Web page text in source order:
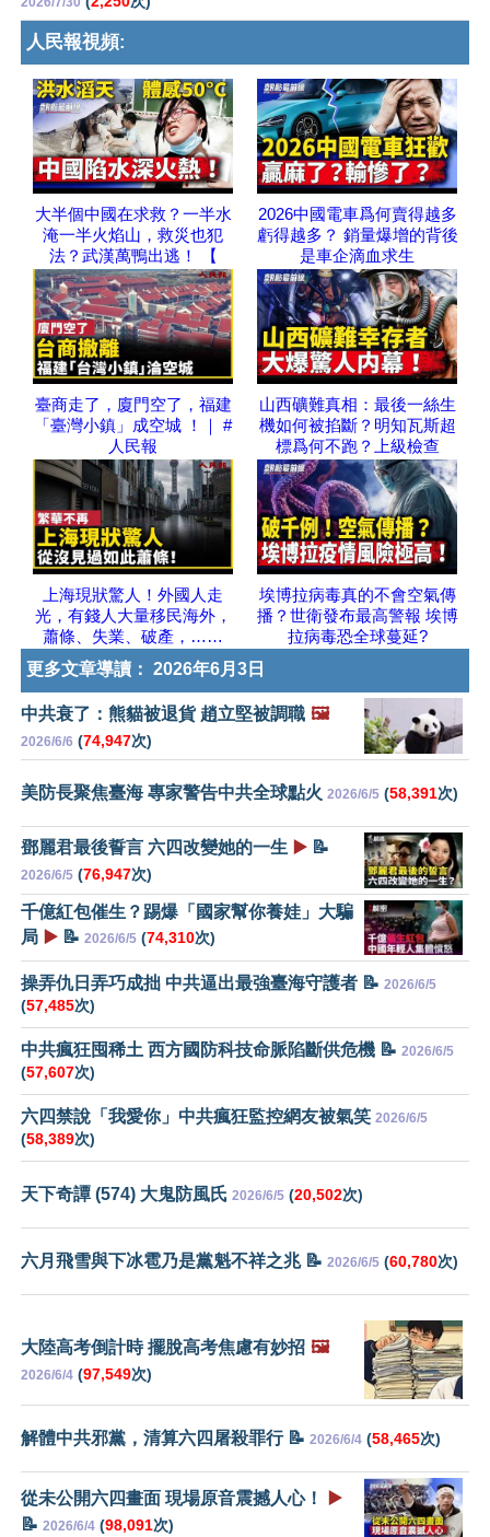
人民報視頻:
大半個中國在求救？一半水
淹一半火焰山，救災也犯
法？武漢萬鴨出逃！ 【
2026中國電車爲何賣得越多
虧得越多？ 銷量爆增的背後
是車企滴血求生
臺商走了，廈門空了，福建
「臺灣小鎮」成空城 ！｜ #
人民報
山西礦難真相：最後一絲生
機如何被掐斷？明知瓦斯超
標爲何不跑？上級檢查
上海現狀驚人！外國人走
光，有錢人大量移民海外，
蕭條、失業、破產，……
埃博拉病毒真的不會空氣傳
播？世衛發布最高警報 埃博
拉病毒恐全球蔓延?
更多文章導讀： 2026年6月3日
中共衰了：熊貓被退貨 趙立堅被調職 🖼️
2026/6/6 (74,947次)
美防長聚焦臺海 專家警告中共全球點火 2026/6/5 (58,391次)
鄧麗君最後誓言 六四改變她的一生 ▶️ 📝
2026/6/5 (76,947次)
千億紅包催生？踢爆「國家幫你養娃」大騙
局 ▶️ 📝 2026/6/5 (74,310次)
操弄仇日弄巧成拙 中共逼出最強臺海守護者 📝 2026/6/5
(57,485次)
中共瘋狂囤稀土 西方國防科技命脈陷斷供危機 📝 2026/6/5
(57,607次)
六四禁說「我愛你」中共瘋狂監控網友被氣笑 2026/6/5
(58,389次)
天下奇譚 (574) 大鬼防風氏 2026/6/5 (20,502次)
六月飛雪與下冰雹乃是黨魁不祥之兆 📝 2026/6/5 (60,780次)
大陸高考倒計時 擺脫高考焦慮有妙招 🖼️
2026/6/4 (97,549次)
解體中共邪黨，清算六四屠殺罪行 📝 2026/6/4 (58,465次)
從未公開六四畫面 現場原音震撼人心！
▶️
📝 2026/6/4 (98,091次)